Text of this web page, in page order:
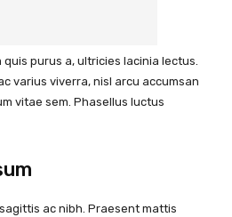
quis purus a, ultricies lacinia lectus.
varius viverra, nisl arcu accumsan
vitae sem. Phasellus luctus
ac nibh. Praesent mattis